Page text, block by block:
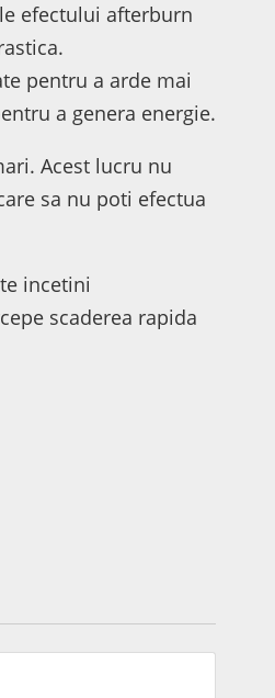
efectului afterburn
pentru a arde mai
a genera energie.
Acest lucru nu
sa nu poti efectua
incetini
scaderea rapida